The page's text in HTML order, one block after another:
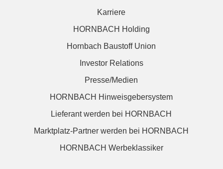
Karriere
HORNBACH Holding
Hornbach Baustoff Union
Investor Relations
Presse/Medien
HORNBACH Hinweisgebersystem
Lieferant werden bei HORNBACH
Marktplatz-Partner werden bei HORNBACH
HORNBACH Werbeklassiker